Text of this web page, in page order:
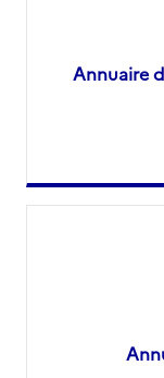
Annuaire